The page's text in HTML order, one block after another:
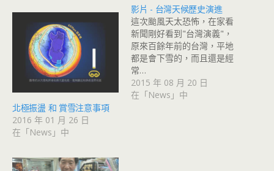
北極振盪 和 賞雪注意事項
2016 年 01 月 26 日
在「News」中
影片 - 台灣天候歷史演進
這次颱風天太恐怖，在家看
新聞剛好看到"台灣演義"，
原來百餘年前的台灣，平地
都是會下雪的，而且還是經
常…
2015 年 08 月 20 日
在「News」中